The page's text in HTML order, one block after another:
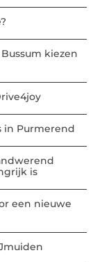
kiezen
in Purmerend
is
een nieuwe